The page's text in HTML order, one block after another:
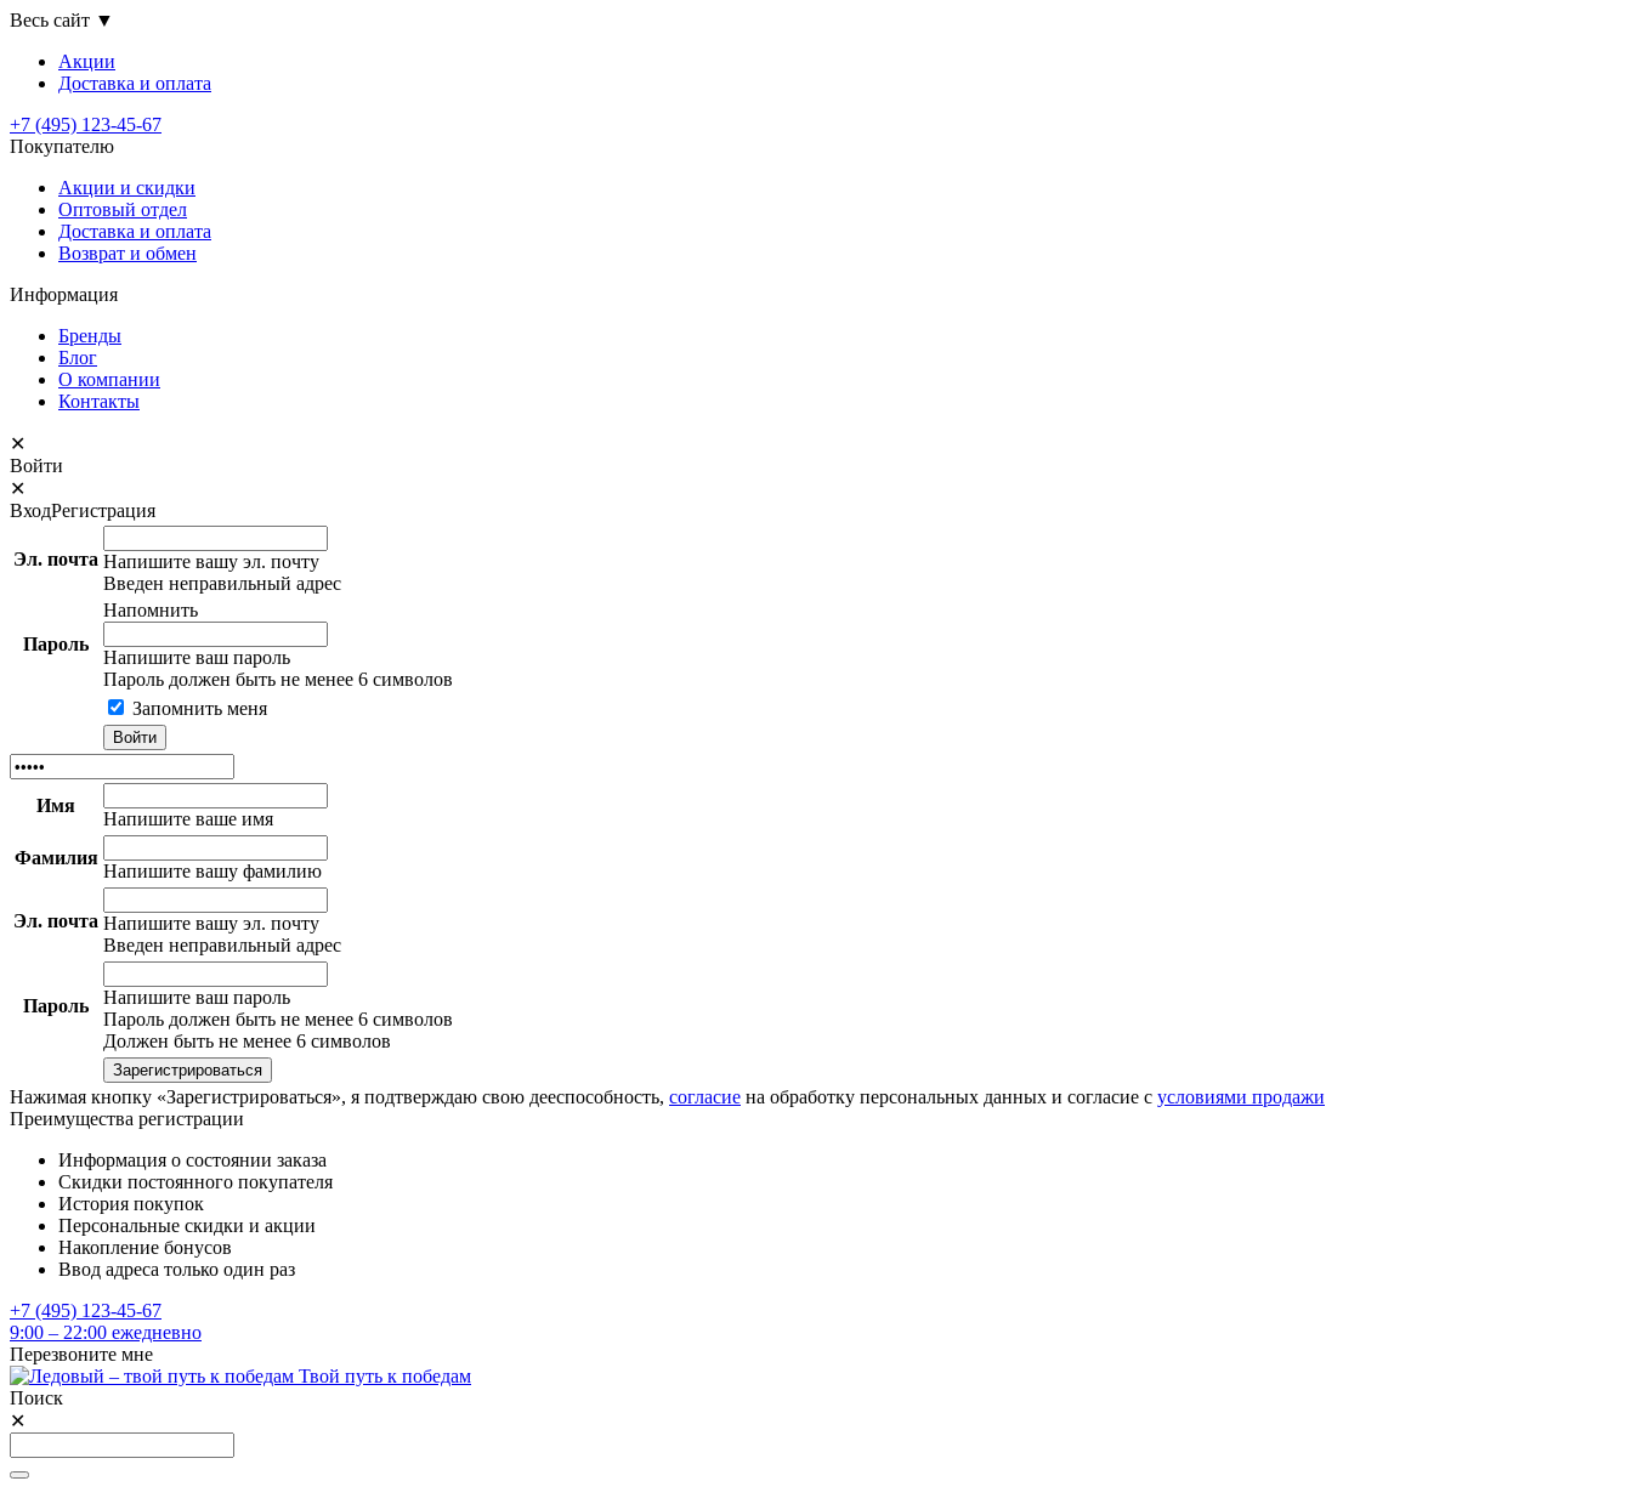
Весь сайт ▼
Акции
Доставка и оплата
+7 (495) 123-45-67
Покупателю
Акции и скидки
Оптовый отдел
Доставка и оплата
Возврат и обмен
Информация
Бренды
Блог
О компании
Контакты
✕
Войти
✕
ВходРегистрация
Эл. почта Напишите вашу эл. почту
Введен неправильный адрес
Пароль
Напомнить
Напишите ваш пароль
Пароль должен быть не менее 6 символов
Запомнить меня
Имя
Напишите ваше имя
Фамилия
Напишите вашу фамилию
Эл. почта Напишите вашу эл. почту
Введен неправильный адрес
Пароль
Напишите ваш пароль
Пароль должен быть не менее 6 символов
Должен быть не менее 6 символов
Нажимая кнопку «Зарегистрироваться», я подтверждаю свою дееспособность, согласие на обработку персональных данных и согласие с условиями продажи
Преимущества регистрации
Информация о состоянии заказа
Скидки постоянного покупателя
История покупок
Персональные скидки и акции
Накопление бонусов
Ввод адреса только один раз
+7 (495) 123-45-67
9:00 – 22:00 ежедневно
Перезвоните мне
Твой путь к победам
Поиск
✕